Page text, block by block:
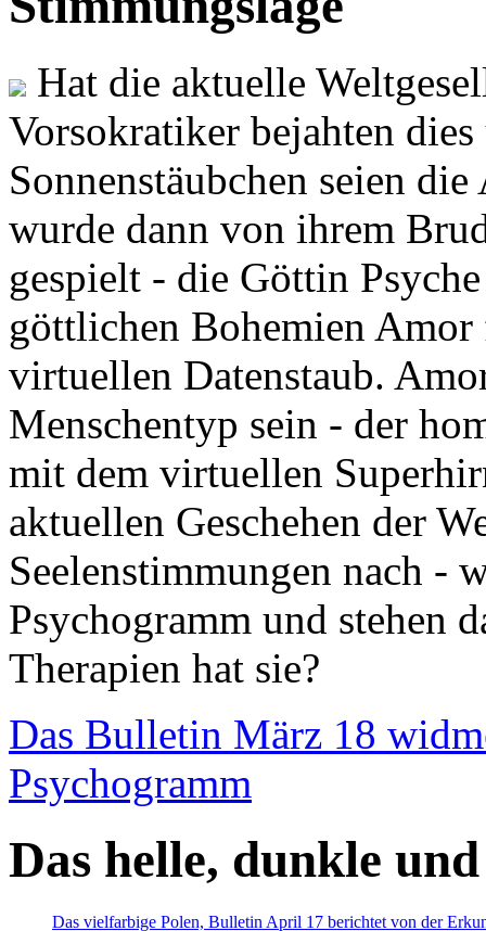
Hat die aktuelle
Vorsokratiker bejahten
Sonnenstäubchen seien
wurde dann von ihrem
gespielt - die Göttin
göttlichen Bohemien
virtuellen Datenstaub.
Menschentyp sein - der
mit dem virtuellen
aktuellen Geschehen der
Seelenstimmungen nach -
Psychogramm und stehen
Therapien hat sie?
Das Bulletin März 18
Psychogramm
Das helle, dunkle
Das vielfarbige Polen, Bulletin April 17 berichtet von der